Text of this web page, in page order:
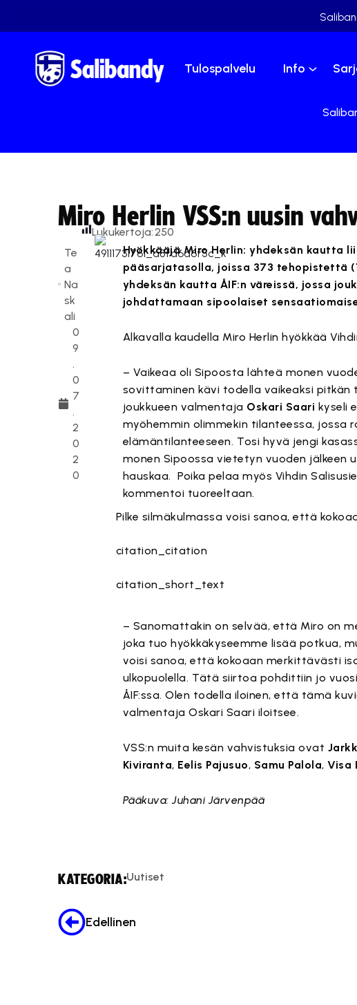
Tulospalvelu Info
Miro Herlin VSS:n uusin
Te
a
Na
sk
ali
0
9
.
0
7
.
2
0
2
0
Lukukertoja:250
Hyökkääjä Miro Herlin: yhdeksän kautta
pääsarjatasolla, joissa 373 tehopistettä
yhdeksän kautta ÅIF:n väreissä, jossa
johdattamaan sipoolaiset
Alkavalla kaudella Miro Herlin hyökkää
– Vaikeaa oli Sipoosta lähteä monen
sovittaminen kävi todella vaikeaksi pitkän
joukkueen valmentaja Oskari Saari kyseli
myöhemmin olimmekin tilanteessa, jossa
elämäntilanteeseen.⁣ Tosi hyvä jengi
monen Sipoossa vietetyn vuoden
hauskaa. ⁣ Poika pelaa myös Vihdin
kommentoi tuoreeltaan.⁣
Pilke silmäkulmassa voisi sanoa, että
citation_citation
citation_short_text
– Sanomattakin on selvää, että Miro on
joka tuo hyökkäkyseemme lisää potkua,
voisi sanoa, että kokoaan merkittävästi
ulkopuolella. ⁣Tätä siirtoa pohdittiin jo
ÅIF:ssa. Olen todella iloinen, että tämä
valmentaja Oskari Saari iloitsee.
VSS:n muita kesän vahvistuksia ovat
Kiviranta, Eelis Pajusuo, Samu Palola,Visa
Pääkuva: Juhani Järvenpää
KATEGORIA:Uutiset
Edellinen